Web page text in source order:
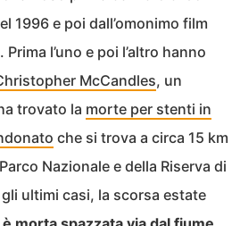
1996 e poi dall’omonimo film
l’uno e poi l’altro hanno
McCandles, un
trovato la morte per stenti in
che si trova a circa 15 km
Nazionale e della Riserva di
ultimi casi, la scorsa estate